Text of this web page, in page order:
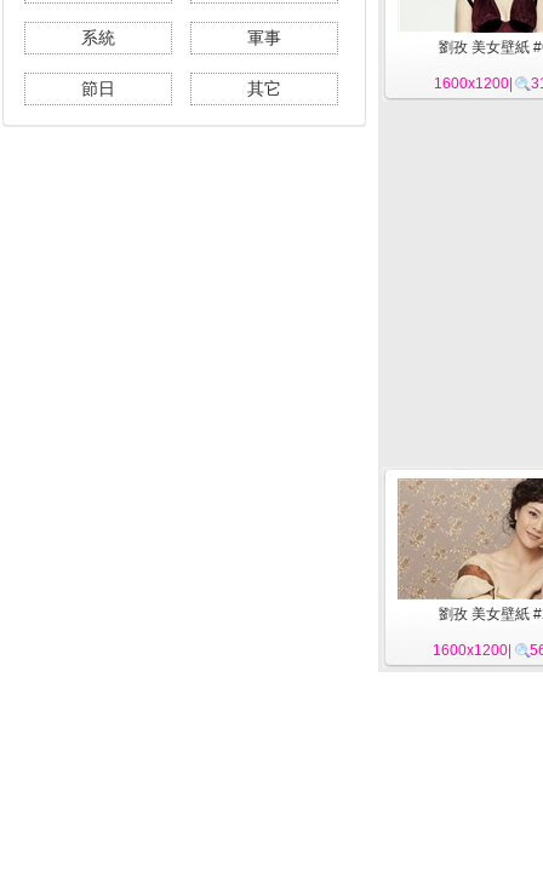
系統 軍事
節日 其它
劉孜 美女壁紙
1600x1200
劉孜 美女壁紙
1600x1200